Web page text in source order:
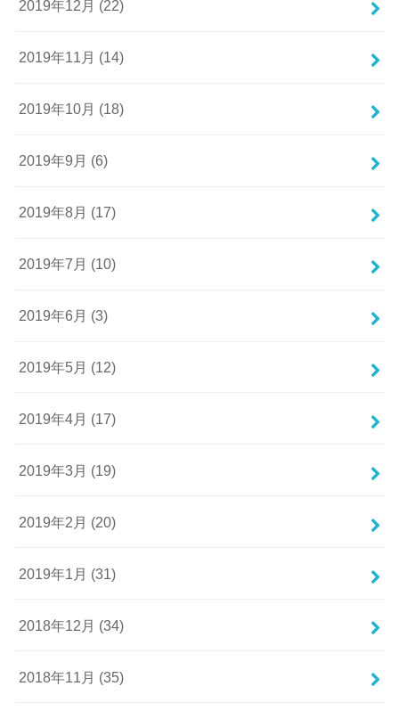
2019年12月 (22)
2019年11月 (14)
2019年10月 (18)
2019年9月 (6)
2019年8月 (17)
2019年7月 (10)
2019年6月 (3)
2019年5月 (12)
2019年4月 (17)
2019年3月 (19)
2019年2月 (20)
2019年1月 (31)
2018年12月 (34)
2018年11月 (35)